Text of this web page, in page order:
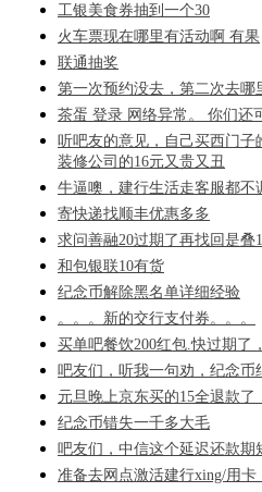
工银美食券抽到一个30
火车票现在哪里有活动啊 有果
联通抽奖
第一次预约没去，第二次去哪
茶蛋 登录 网络异常。 你们还
听吧友的意见，自己买西门子
装修公司的16元又贵又丑
牛逼噢，建行生活走客服都不
寄快递找顺丰优惠多多
求问善融20过期了再找回是叠
和包银联10有货
纪念币解除黑名单详细经验
。。。新的交行支付券。。。
买单吧餐饮200红包.快过期了
吧友们，听我一句劝，纪念币
元旦晚上京东买的15全退款
纪念币错失一千多大毛
吧友们，中信这个延迟还款期
准备去网点激活建行xing/用